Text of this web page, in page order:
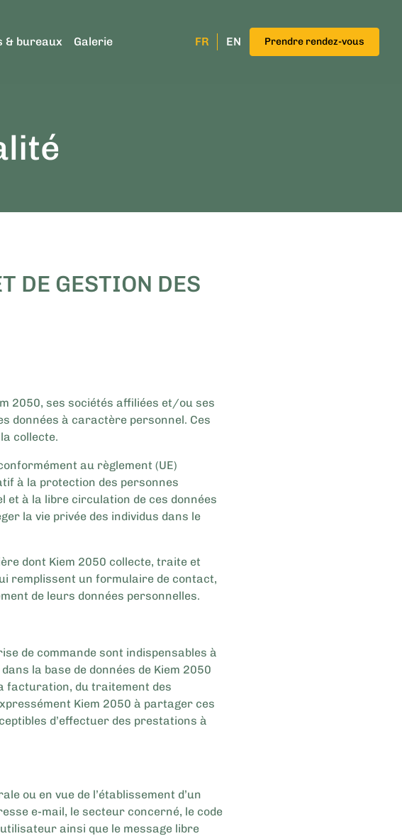
& bureaux Galerie FR EN Prendre rendez-vous
DE GESTION DES
2050, ses sociétés affiliées et/ou ses
données à caractère personnel. Ces
collecte.
au règlement (UE)
à la protection des personnes
et à la libre circulation de ces données
la vie privée des individus dans le
dont Kiem 2050 collecte, traite et
remplissent un formulaire de contact,
de leurs données personnelles.
de commande sont indispensables à
la base de données de Kiem 2050
facturation, du traitement des
Kiem 2050 à partager ces
d’effectuer des prestations à
ou en vue de l’établissement d’un
e-mail, le secteur concerné, le code
ainsi que le message libre